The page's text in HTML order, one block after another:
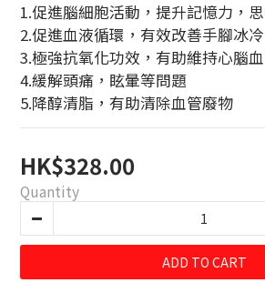
1.促進腦細胞活動，提升記憶力，
2.促進血液循環，有效改善手腳冰冷
3.極強抗氧化功效，有助維持心腦
4.緩解頭痛，眩暈等問題
5.降醇清脂，有助清除血管廢物
HK$328.00
Quantity
ADD TO CART